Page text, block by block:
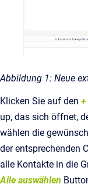
Abbildung 1: Neue
Klicken Sie auf den +
up, das sich öffnet,
wählen die
der entsprechenden
alle Kontakte in die
Alle auswählen